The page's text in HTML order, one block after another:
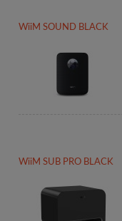
WiiM SOUND BLACK
WiiM SUB PRO BLACK